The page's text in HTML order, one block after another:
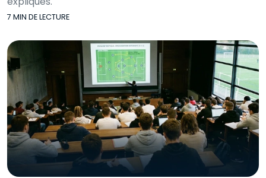
7 MIN DE LECTURE